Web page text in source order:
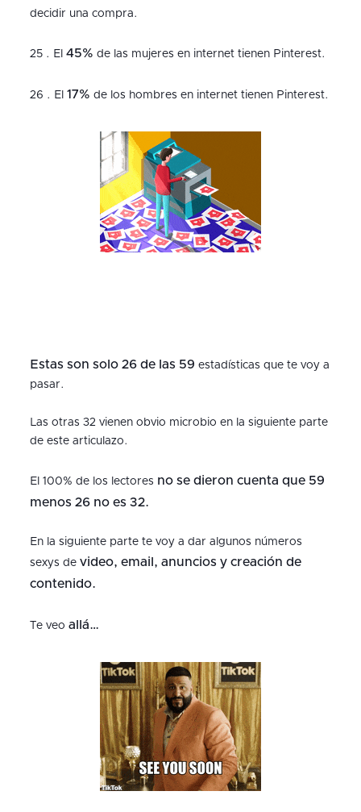
decidir una compra.
25 . El 45% de las mujeres en internet tienen Pinterest.
26 . El 17% de los hombres en internet tienen Pinterest.
Estas son solo 26 de las 59 estadísticas que te voy a
pasar.
Las otras 32 vienen obvio microbio en la siguiente parte
de este articulazo.
El 100% de los lectores no se dieron cuenta que 59
menos 26 no es 32.
En la siguiente parte te voy a dar algunos números
sexys devideo, email, anuncios y creación de
contenido.
Te veo allá…